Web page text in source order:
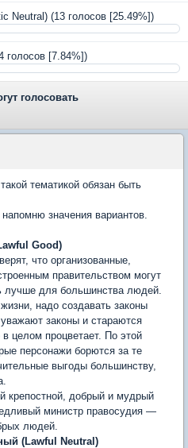
Neutral) (13 голосов [25.49%])
голосов [7.84%])
голосовать
тематикой обязан быть
значения вариантов.
Good)
что организованные,
правительством могут
лучше для большинства людей.
надо создавать законы
законы и стараются
целом процветает. По этой
персонажи борются за те
выгоды большинству,
крепостной, добрый и мудрый
министр правосудия —
людей.
(Lawful Neutral)